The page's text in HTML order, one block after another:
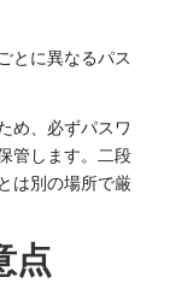
とに異なるパス
め、必ずパスワ
管します。二段
は別の場所で厳
点